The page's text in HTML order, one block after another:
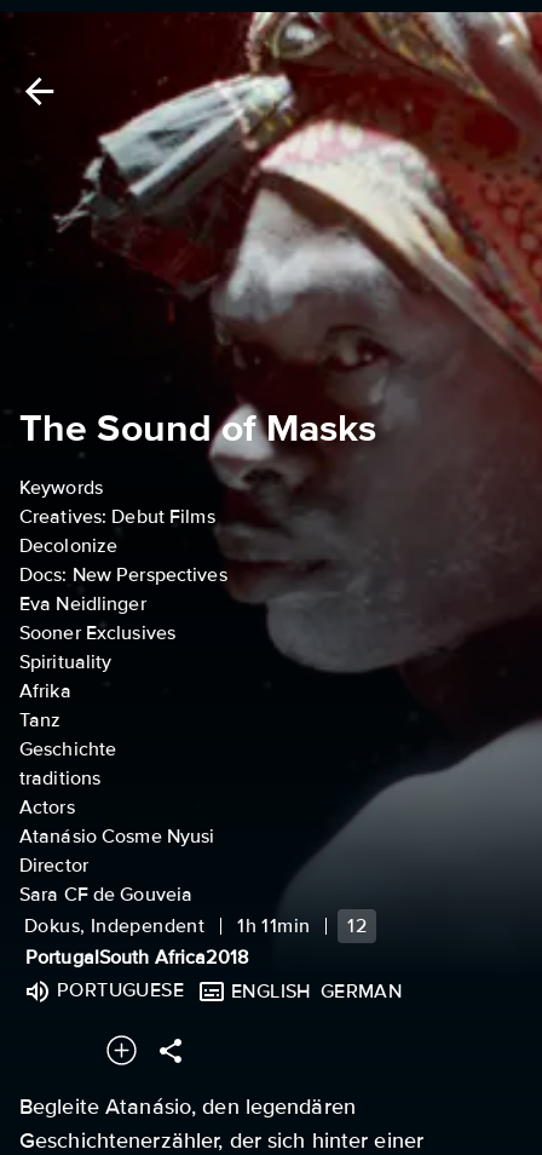
The Sound of Masks
Keywords
Creatives: Debut Films
Decolonize
Docs: New Perspectives
Eva Neidlinger
Sooner Exclusives
Spirituality
Afrika
Tanz
Geschichte
traditions
Actors
Atanásio Cosme Nyusi
Director
Sara CF de Gouveia
Dokus, Independent
1h 11min
12
PortugalSouth Africa2018
PORTUGUESE
ENGLISH GERMAN
Begleite Atanásio, den legendären
Geschichtenerzähler, der sich hinter einer